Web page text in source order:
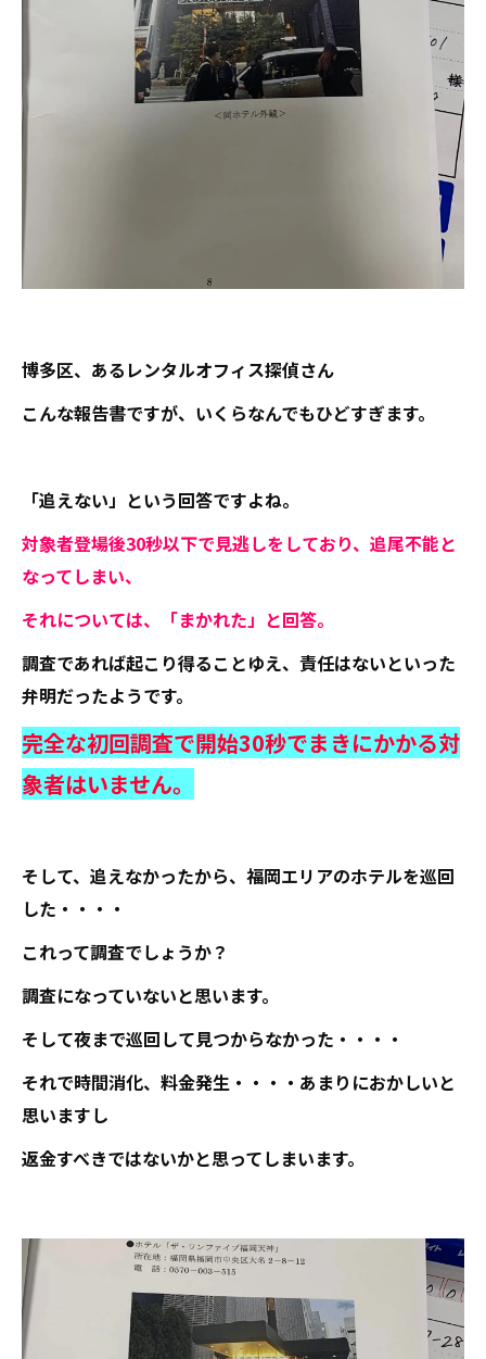
博多区、あるレンタルオフィス探偵さん
こんな報告書ですが、いくらなんでもひどすぎます。
「追えない」という回答ですよね。
対象者登場後30秒以下で見逃しをしており、追尾不能と
なってしまい、
それについては、「まかれた」と回答。
調査であれば起こり得ることゆえ、責任はないといった
弁明だったようです。
完全な初回調査で開始30秒でまきにかかる対
象者はいません。
そして、追えなかったから、福岡エリアのホテルを巡回
した・・・・
これって調査でしょうか？
調査になっていないと思います。
そして夜まで巡回して見つからなかった・・・・
それで時間消化、料金発生・・・・あまりにおかしいと
思いますし
返金すべきではないかと思ってしまいます。